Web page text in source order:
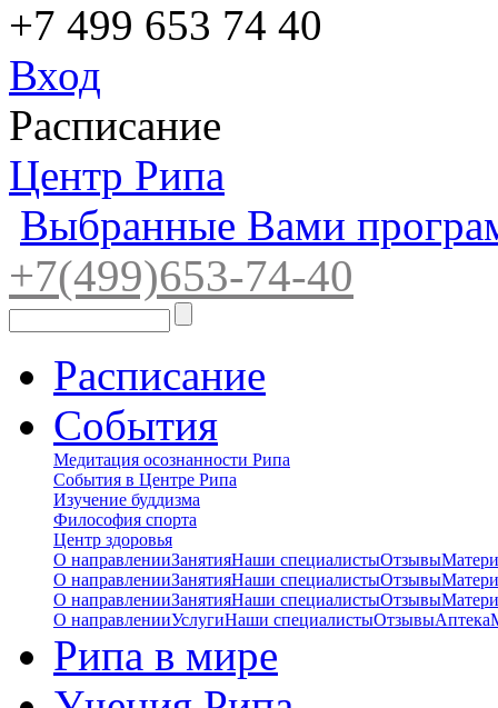
+7 499 653 74 40
Вход
Расписание
Центр Рипа
Выбранные Вами
+7(499)653-74-40
Расписание
События
Медитация осознанности Рипа
События в Центре Рипа
Изучение буддизма
Философия спорта
Центр здоровья
О направленииЗанятияНаши специалистыОтзывы
О направленииЗанятияНаши специалистыОтзывы
О направленииЗанятияНаши специалистыОтзывы
О направленииУслугиНаши специалистыОтзывыАптека
Рипа в мире